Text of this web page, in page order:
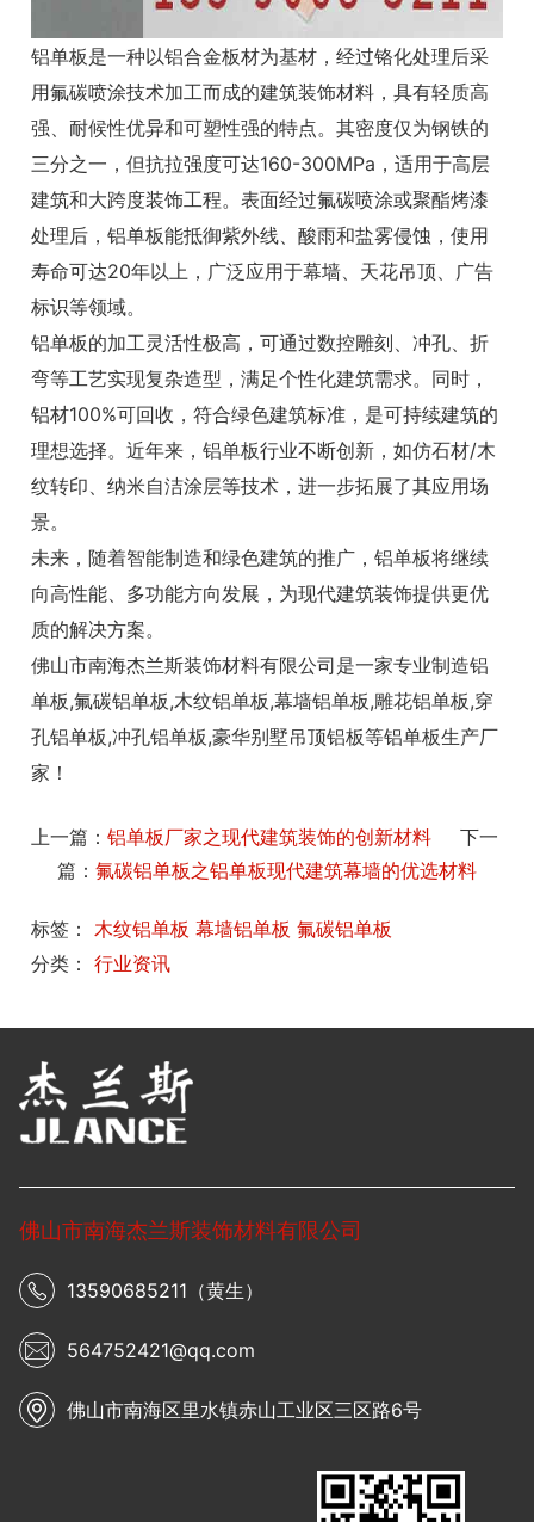
铝单板是一种以铝合金板材为基材，经过铬化处理后采
用氟碳喷涂技术加工而成的建筑装饰材料，具有轻质高
强、耐候性优异和可塑性强的特点。其密度仅为钢铁的
三分之一，但抗拉强度可达160-300MPa，适用于高层
建筑和大跨度装饰工程。表面经过氟碳喷涂或聚酯烤漆
处理后，铝单板能抵御紫外线、酸雨和盐雾侵蚀，使用
寿命可达20年以上，广泛应用于幕墙、天花吊顶、广告
标识等领域。
铝单板的加工灵活性极高，可通过数控雕刻、冲孔、折
弯等工艺实现复杂造型，满足个性化建筑需求。同时，
铝材100%可回收，符合绿色建筑标准，是可持续建筑的
理想选择。近年来，铝单板行业不断创新，如仿石材/木
纹转印、纳米自洁涂层等技术，进一步拓展了其应用场
景。
未来，随着智能制造和绿色建筑的推广，铝单板将继续
向高性能、多功能方向发展，为现代建筑装饰提供更优
质的解决方案。
佛山市南海杰兰斯装饰材料有限公司是一家专业制造铝
单板,氟碳铝单板,木纹铝单板,幕墙铝单板,雕花铝单板,穿
孔铝单板,冲孔铝单板,豪华别墅吊顶铝板等铝单板生产厂
家！
上一篇： 铝单板厂家之现代建筑装饰的创新材料
下一
篇： 氟碳铝单板之铝单板现代建筑幕墙的优选材料
标签： 木纹铝单板 幕墙铝单板 氟碳铝单板
分类： 行业资讯
佛山市南海杰兰斯装饰材料有限公司
13590685211（黄生）
564752421@qq.com
佛山市南海区里水镇赤山工业区三区路6号